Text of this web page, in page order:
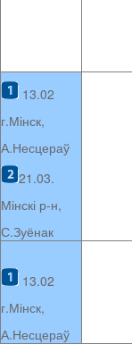
13.02
г.Мінск,
А.Несцераў
21.03.
Мінскі р-н,
С.Зуёнак
13.02
г.Мінск,
А.Несцераў